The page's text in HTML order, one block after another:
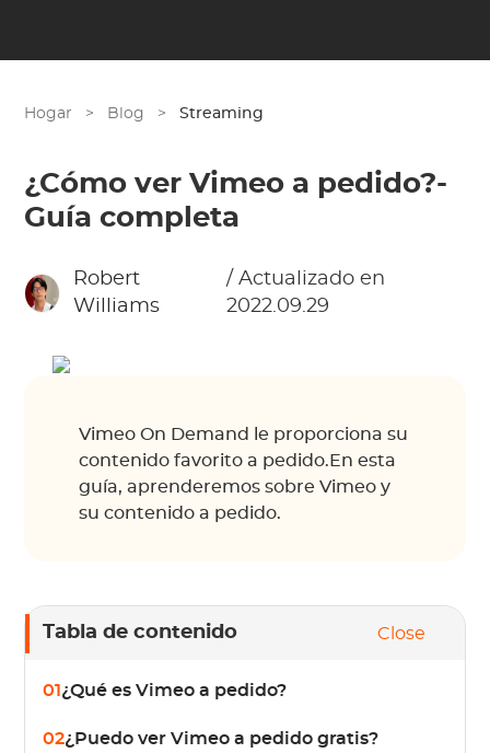
Hogar > Blog > Streaming
¿Cómo ver Vimeo a pedido?-
Guía completa
Robert
Williams
/ Actualizado en
2022.09.29
Vimeo On Demand le proporciona su
contenido favorito a pedido.En esta
guía, aprenderemos sobre Vimeo y
su contenido a pedido.
Tabla de contenido Close
01 ¿Qué es Vimeo a pedido?
02¿Puedo ver Vimeo a pedido gratis?